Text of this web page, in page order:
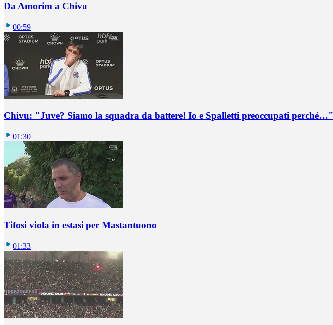
Da Amorim a Chivu
00:59
Chivu: "Juve? Siamo la squadra da battere! Io e Spalletti preoccupati perché…"
01:30
Tifosi viola in estasi per Mastantuono
01:33